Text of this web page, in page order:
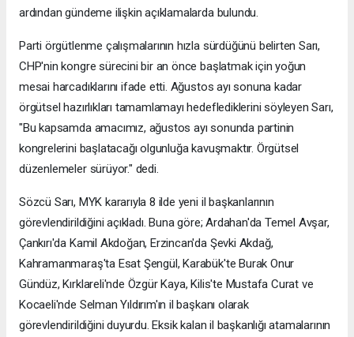
ardından gündeme ilişkin açıklamalarda bulundu.
Parti örgütlenme çalışmalarının hızla sürdüğünü belirten Sarı,
CHP'nin kongre sürecini bir an önce başlatmak için yoğun
mesai harcadıklarını ifade etti. Ağustos ayı sonuna kadar
örgütsel hazırlıkları tamamlamayı hedeflediklerini söyleyen Sarı,
"Bu kapsamda amacımız, ağustos ayı sonunda partinin
kongrelerini başlatacağı olgunluğa kavuşmaktır. Örgütsel
düzenlemeler sürüyor." dedi.
Sözcü Sarı, MYK kararıyla 8 ilde yeni il başkanlarının
görevlendirildiğini açıkladı. Buna göre; Ardahan'da Temel Avşar,
Çankırı'da Kamil Akdoğan, Erzincan'da Şevki Akdağ,
Kahramanmaraş'ta Esat Şengül, Karabük'te Burak Onur
Gündüz, Kırklareli'nde Özgür Kaya, Kilis'te Mustafa Curat ve
Kocaeli'nde Selman Yıldırım'ın il başkanı olarak
görevlendirildiğini duyurdu. Eksik kalan il başkanlığı atamalarının